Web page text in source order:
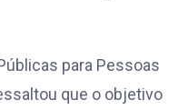
para Pessoas
que o objetivo